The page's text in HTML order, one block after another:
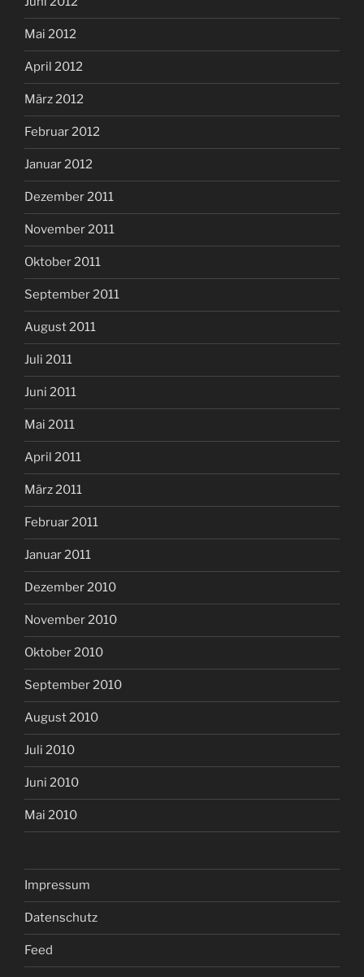
Mai 2012
April 2012
März 2012
Februar 2012
Januar 2012
Dezember 2011
November 2011
Oktober 2011
September 2011
August 2011
Juli 2011
Juni 2011
Mai 2011
April 2011
März 2011
Februar 2011
Januar 2011
Dezember 2010
November 2010
Oktober 2010
September 2010
August 2010
Juli 2010
Juni 2010
Mai 2010
Impressum
Datenschutz
Feed